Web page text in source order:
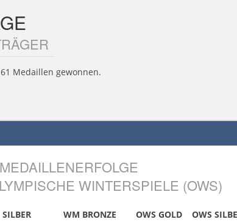
Medaillen gewonnen.
WINTERSPIELE (OWS)
WM BRONZE OWS GOLD OWS